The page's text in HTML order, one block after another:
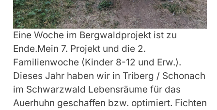
Eine Woche im Bergwaldprojekt ist zu
Ende.Mein 7. Projekt und die 2.
Familienwoche (Kinder 8-12 und Erw.).
Dieses Jahr haben wir in Triberg / Schonach
im Schwarzwald Lebensräume für das
Auerhuhn geschaffen bzw. optimiert. Fichten